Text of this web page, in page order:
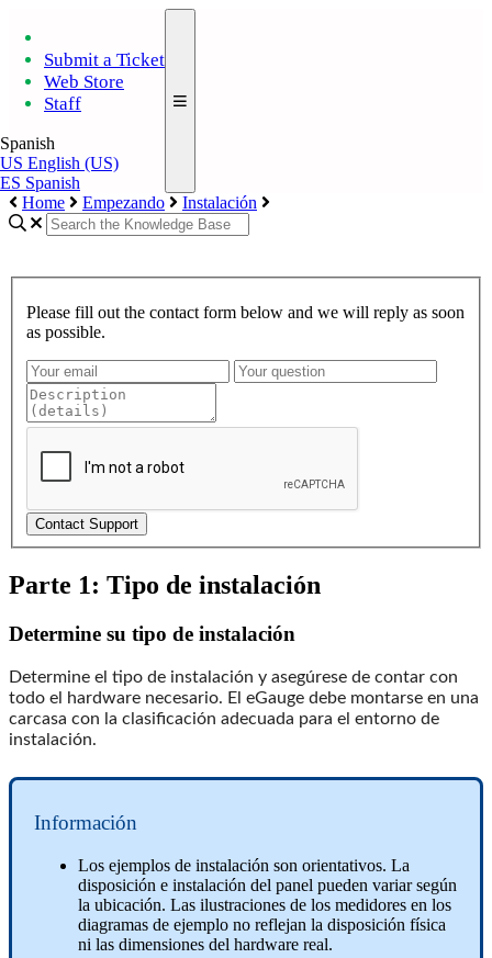
Submit a Ticket
Web Store
Staff
Spanish
US English (US)
ES Spanish
Home
Empezando Instalación
Please fill out the contact form below and we will reply as soon
as possible.
Contact Support
Parte 1: Tipo de instalación
Determine su tipo de instalación
Determine el tipo de instalación y asegúrese de contar con
todo el hardware necesario. El eGauge debe montarse en una
carcasa con la clasificación adecuada para el entorno de
instalación.
Información
Los ejemplos de instalación son orientativos. La
disposición e instalación del panel pueden variar según
la ubicación. Las ilustraciones de los medidores en los
diagramas de ejemplo no reflejan la disposición física
ni las dimensiones del hardware real.